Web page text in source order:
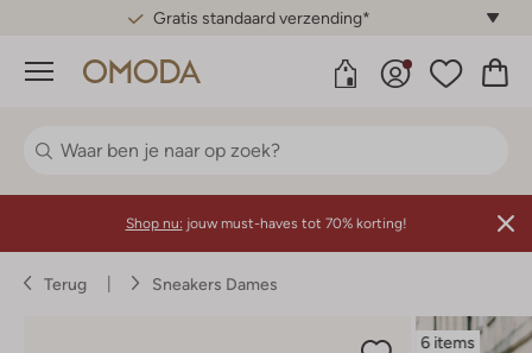
Gratis standaard verzending*
Menu
Shop nu: jouw must-haves tot 70% korting!
Terug Sneakers Dames
6 items